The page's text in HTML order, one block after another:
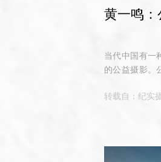
黄一鸣：
当代中国有一
的公益摄影。
逐渐获得社会
转载自：纪实